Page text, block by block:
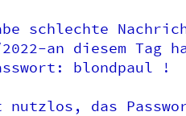
schlechte
2022-an diesem
blondpaul !
das